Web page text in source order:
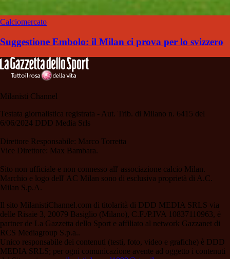
Calciomercato
Suggestione Embolo: il Milan ci prova per lo svizzero
Milanisti Channel
Testata giornalistica registrata - Aut. Trib. di Milano n. 6415 del
6/06/2024 DDD Media Srls
Direttore Responsabile: Marco Torretta
Vice Direttore: Max Bambara.
Sito non ufficiale e non connesso all' associazione calcio Milan.
Marchio e logo dell' AC Milan sono di esclusiva proprietà di A.C.
Milan S.p.A.
Il sito MilanistiChannel.com di titolarità di DDD MEDIA SRLS via
delle Risaie 3, 20079 Basiglio (Milano), C.F./P.IVA 10837110963, è
partner de La Gazzetta dello Sport e affiliato al network Gazzanet di
RCS Mediagroup S.p.a..
Unico responsabile dei contenuti (testi, foto, video e grafiche) è DDD
MEDIA SRLS; per ogni comunicazione avente ad oggetto i contenuti